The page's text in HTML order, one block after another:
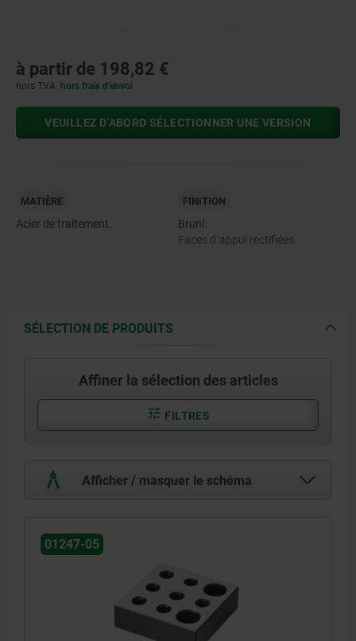
à partir de 198,82 €
hors TVA hors frais d’envoi
VEUILLEZ D’ABORD SÉLECTIONNER UNE VERSION
MATIÈRE
Acier de traitement.
FINITION
Bruni.
Faces d´appui rectifiées.
SÉLECTION DE PRODUITS
Affiner la sélection des articles
FILTRES
Afficher / masquer le schéma
01247-05